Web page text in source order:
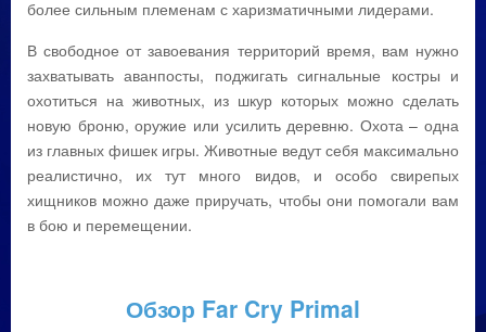
более сильным племенам с харизматичными лидерами.
В свободное от завоевания территорий время, вам нужно
захватывать аванпосты, поджигать сигнальные костры и
охотиться на животных, из шкур которых можно сделать
новую броню, оружие или усилить деревню. Охота – одна
из главных фишек игры. Животные ведут себя максимально
реалистично, их тут много видов, и особо свирепых
хищников можно даже приручать, чтобы они помогали вам
в бою и перемещении.
Обзор Far Cry Primal